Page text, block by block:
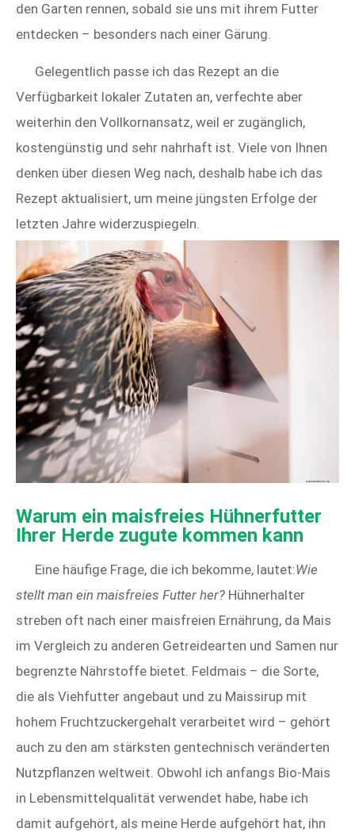
den Garten rennen, sobald sie uns mit ihrem Futter
entdecken – besonders nach einer Gärung.
Gelegentlich passe ich das Rezept an die
Verfügbarkeit lokaler Zutaten an, verfechte aber
weiterhin den Vollkornansatz, weil er zugänglich,
kostengünstig und sehr nahrhaft ist. Viele von Ihnen
denken über diesen Weg nach, deshalb habe ich das
Rezept aktualisiert, um meine jüngsten Erfolge der
letzten Jahre widerzuspiegeln.
Warum ein maisfreies Hühnerfutter
Ihrer Herde zugute kommen kann
Eine häufige Frage, die ich bekomme, lautet:Wie
stellt man ein maisfreies Futter her? Hühnerhalter
streben oft nach einer maisfreien Ernährung, da Mais
im Vergleich zu anderen Getreidearten und Samen nur
begrenzte Nährstoffe bietet. Feldmais – die Sorte,
die als Viehfutter angebaut und zu Maissirup mit
hohem Fruchtzuckergehalt verarbeitet wird – gehört
auch zu den am stärksten gentechnisch veränderten
Nutzpflanzen weltweit. Obwohl ich anfangs Bio-Mais
in Lebensmittelqualität verwendet habe, habe ich
damit aufgehört, als meine Herde aufgehört hat, ihn